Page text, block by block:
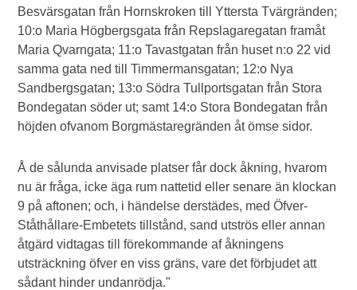
Besvärsgatan från Hornskroken till Yttersta Tvärgränden;
10:o Maria Högbergsgata från Repslagaregatan framåt
Maria Qvarngata; 11:o Tavastgatan från huset n:o 22 vid
samma gata ned till Timmermansgatan; 12:o Nya
Sandbergsgatan; 13:o Södra Tullportsgatan från Stora
Bondegatan söder ut; samt 14:o Stora Bondegatan från
höjden ofvanom Borgmästaregränden åt ömse sidor.
Å de sålunda anvisade platser får dock åkning, hvarom
nu är fråga, icke äga rum nattetid eller senare än klockan
9 på aftonen; och, i händelse derstädes, med Öfver-
Ståthållare-Embetets tillstånd, sand utströs eller annan
åtgärd vidtagas till förekommande af åkningens
utsträckning öfver en viss gräns, vare det förbjudet att
sådant hinder undanrödja."